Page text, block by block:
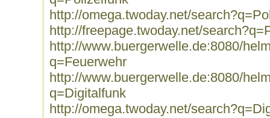
http://omega.twoday.net/
http://freepage.twoday.net/
http://www.buergerwelle.de:8080/
q=Feuerwehr
http://www.buergerwelle.de:8080/
q=Digitalfunk
http://omega.twoday.net/